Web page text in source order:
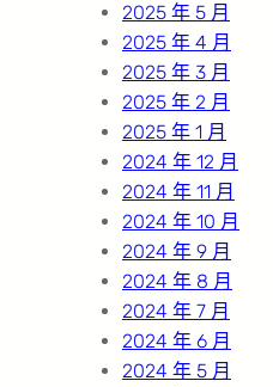
2025 年 5 月
2025 年 4 月
2025 年 3 月
2025 年 2 月
2025 年 1 月
2024 年 12 月
2024 年 11 月
2024 年 10 月
2024 年 9 月
2024 年 8 月
2024 年 7 月
2024 年 6 月
2024 年 5 月